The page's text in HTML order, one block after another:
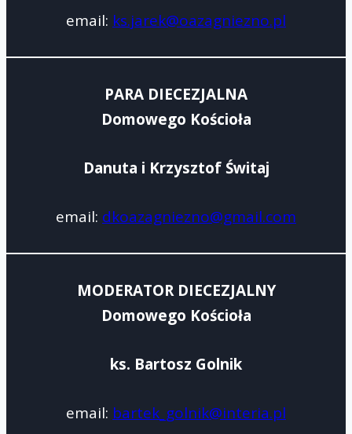
email: ks.jarek@oazagniezno.pl
PARA DIECEZJALNA
Domowego Kościoła
Danuta i Krzysztof Świtaj
email: dkoazagniezno@gmail.com
MODERATOR DIECEZJALNY
Domowego Kościoła
ks. Bartosz Golnik
email: bartek_golnik@interia.pl